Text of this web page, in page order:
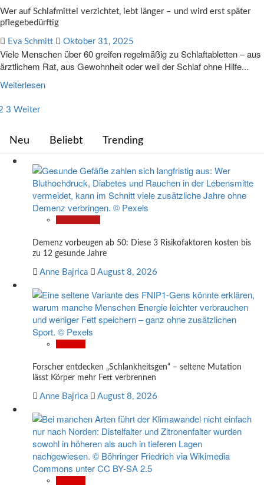
Wer auf Schlafmittel verzichtet, lebt länger – und wird erst später
pflegebedürftig
Eva Schmitt Oktober 31, 2025
Viele Menschen über 60 greifen regelmäßig zu Schlaftabletten – aus
ärztlichem Rat, aus Gewohnheit oder weil der Schlaf ohne Hilfe...
Weiterlesen
3 Weiter
Neu Beliebt Trending
Demenz vorbeugen ab 50: Diese 3 Risikofaktoren kosten bis
zu 12 gesunde Jahre
Anne Bajrica August 8, 2026
Forscher entdecken „Schlankheitsgen“ – seltene Mutation
lässt Körper mehr Fett verbrennen
Anne Bajrica August 8, 2026